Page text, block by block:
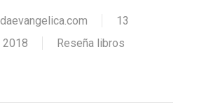
13
2018
Reseña libros